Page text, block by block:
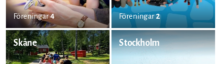
Föreningar4 Föreningar2
Skåne Stockholm